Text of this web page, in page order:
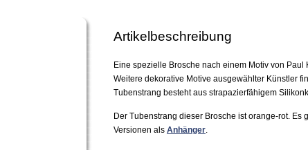
Artikelbeschreibung
Eine spezielle Brosche nach einem Motiv von Paul
Weitere dekorative Motive ausgewählter Künstler
Tubenstrang besteht aus strapazierfähigem
Der Tubenstrang dieser Brosche ist orange-rot. Es
Versionen als Anhänger.